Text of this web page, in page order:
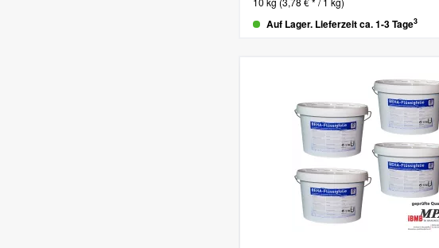
Auf Lager. Lieferzeit ca. 1-3 Tage3